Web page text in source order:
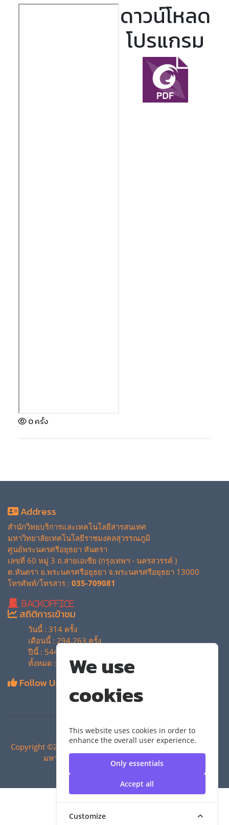
We use
cookies
This website uses cookies in order to
enhance the overall user experience.
Only essentials
Accept all
Customize
ดาวน์โหลด
โปรแกรม
0 ครั้ง
Address
สำนักวิทยบริการและเทคโนโลยีสารสนเทศ
มหาวิทยาลัยเทคโนโลยีราชมงคลสุวรรณภูมิ
ศูนย์พระนครศรีอยุธยา หันตรา
เลขที่ 60 หมู่ 3 ถ.สายเอเซีย (กรุงเทพฯ - นครสวรรค์ )
ต.หันตรา อ.พระนครศรีอยุธยา จ.พระนครศรีอยุธยา 13000
โทรศัพท์/โทรสาร : 035-709081
BackOffice
สถิติการเข้าชม
วันนี้ : 314 ครั้ง
เดือนนี้ : 294,263 ครั้ง
ปีนี้ : 544,439 ครั้ง
ทั้งหมด : 4,135,389 ครั้ง
Follow Us
Copyright ©2024 สำนักวิทยบริการและเทคโนโลยีสารสนเทศ |
มหาวิทยาลัยเทคโนโลยีราชมงคลสุวรรณภูมิ